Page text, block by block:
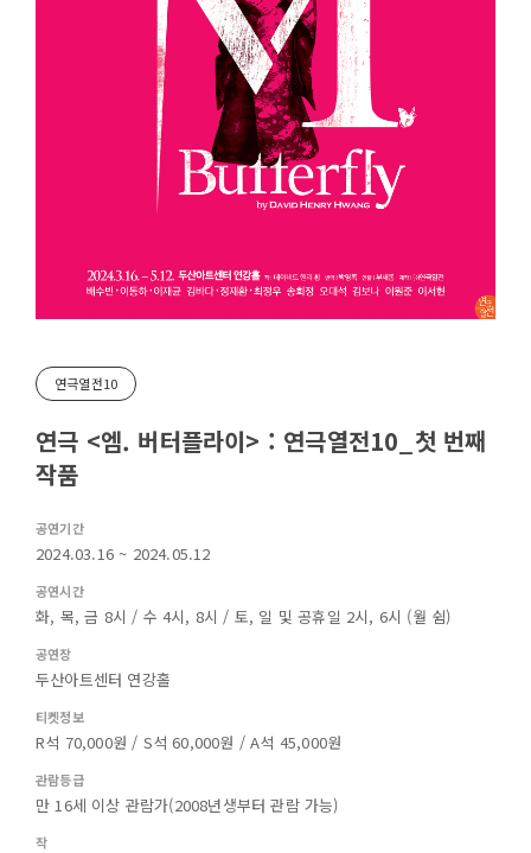
연극열전10
연극 <엠. 버터플라이> : 연극열전10_첫 번째
작품
공연기간
2024.03.16 ~ 2024.05.12
공연시간
화, 목, 금 8시 / 수 4시, 8시 / 토, 일 및 공휴일 2시, 6시 (월 쉼)
공연장
두산아트센터 연강홀
티켓정보
R석 70,000원 / S석 60,000원 / A석 45,000원
관람등급
만 16세 이상 관람가(2008년생부터 관람 가능)
작